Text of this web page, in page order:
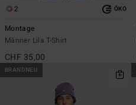
2 ÖKO
Montage
Männer Lila T-Shirt
CHF 35,00
BRANDNEU